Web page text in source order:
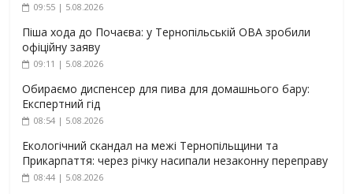
09:55 | 5.08.2026
Піша хода до Почаєва: у Тернопільській ОВА зробили
офіційну заяву
09:11 | 5.08.2026
Обираємо диспенсер для пива для домашнього бару:
Експертний гід
08:54 | 5.08.2026
Екологічний скандал на межі Тернопільщини та
Прикарпаття: через річку насипали незаконну переправу
08:44 | 5.08.2026